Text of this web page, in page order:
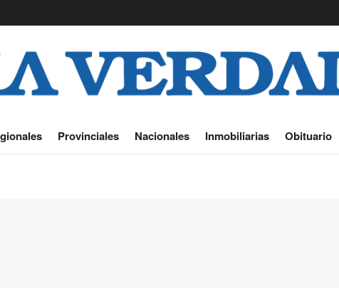
Provinciales Nacionales Inmobiliarias Obituario